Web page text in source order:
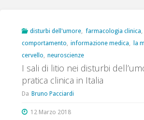
disturbi dell'umore, farmacologia clinica,
comportamento, informazione medica,
la
cervello, neuroscienze
I sali di litio nei disturbi
pratica clinica in Italia
Da Bruno Pacciardi
12 Marzo 2018